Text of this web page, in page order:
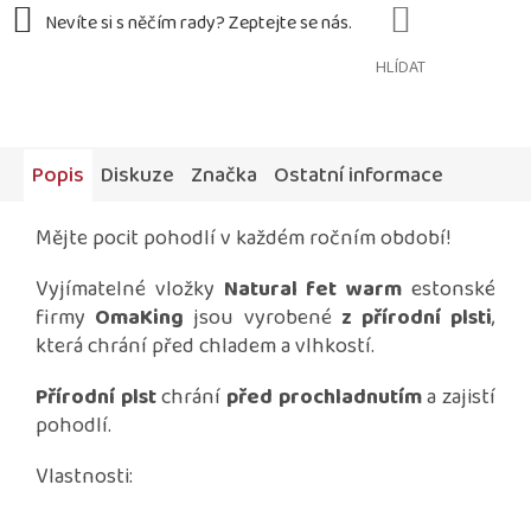
HLÍDAT
Popis Diskuze Značka Ostatní informace
Mějte pocit pohodlí v každém ročním období!
Vyjímatelné vložky Natural fet warm estonské
firmy OmaKing jsou vyrobené z přírodní plsti,
která chrání před chladem a vlhkostí.
Přírodní plstchrání před prochladnutíma zajistí
pohodlí.
Vlastnosti: